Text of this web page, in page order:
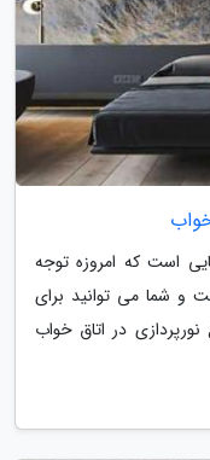
است که امروزه توجه
و شما می توانید برای
در اتاق خواب